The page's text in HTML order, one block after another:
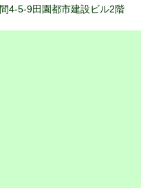
4-5-9田園都市建設ビル2階